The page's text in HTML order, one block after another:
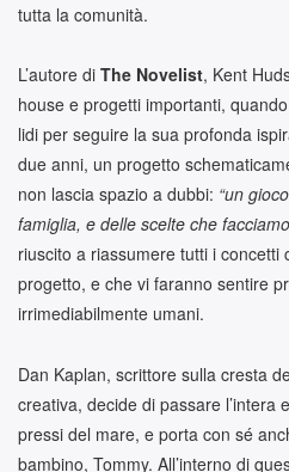
tutta la comunità.
L’autore di The Novelist, Kent
house e progetti importanti,
lidi per seguire la sua profonda
due anni, un progetto
non lascia spazio a dubbi: “un
famiglia, e delle scelte che
riuscito a riassumere tutti i concetti
progetto, e che vi faranno sentire
irrimediabilmente umani.
Dan Kaplan, scrittore sulla cresta
creativa, decide di passare l’intera
pressi del mare, e porta con sé
bambino, Tommy. All’interno di